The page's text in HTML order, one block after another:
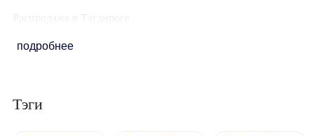
Распродажа в Таганроге
подробнее
Тэги